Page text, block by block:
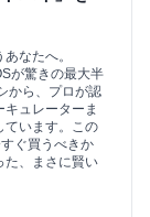
なたへ。
が驚きの最大半
から、プロが認
ュレーターま
ています。この
ぐ買うべきか
た、まさに賢い